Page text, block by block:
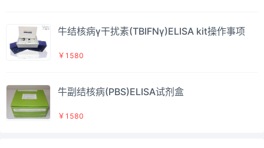
牛结核病γ干扰素(TBIFNγ)ELISA kit操作事项
￥1580
牛副结核病(PBS)ELISA试剂盒
￥1580